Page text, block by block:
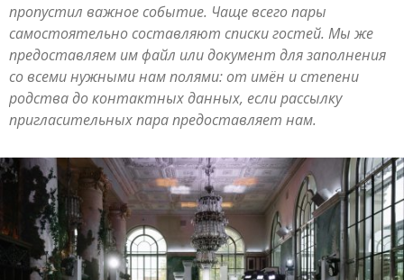
пропустил важное событие. Чаще всего пары
самостоятельно составляют списки гостей. Мы же
предоставляем им файл или документ для заполнения
со всеми нужными нам полями: от имён и степени
родства до контактных данных, если рассылку
пригласительных пара предоставляет нам.